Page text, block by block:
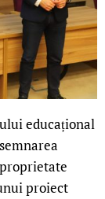
educațional
proiect